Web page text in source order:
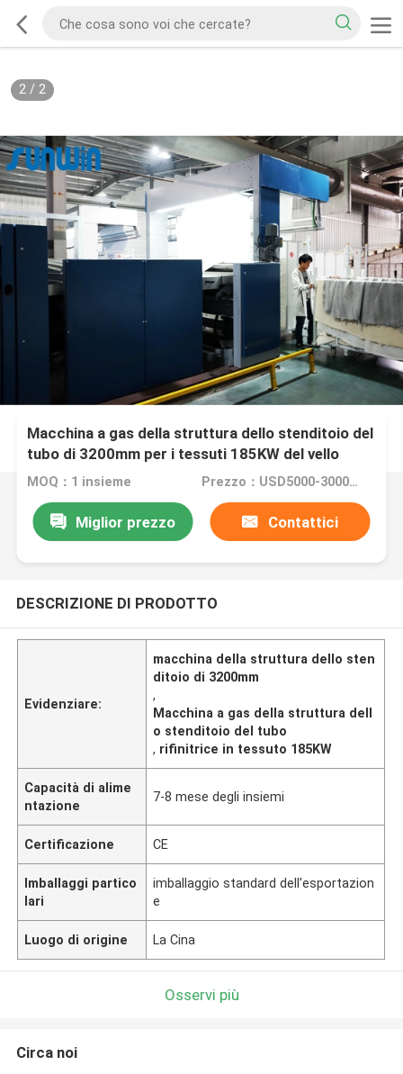
2/ 2
Macchina a gas della struttura dello stenditoio del
tubo di 3200mm per i tessuti 185KW del vello
MOQ：1 insieme Prezzo：USD5000-300000
Miglior prezzo Contattici
DESCRIZIONE DI PRODOTTO
Evidenziare:
macchina della struttura dello sten
ditoio di 3200mm
,
Macchina a gas della struttura dell
o stenditoio del tubo
, rifinitrice in tessuto 185KW
Capacità di alime
ntazione
7-8 mese degli insiemi
Certificazione CE
Imballaggi partico
lari
imballaggio standard dell'esportazion
e
Luogo di origine La Cina
Osservi più
Circa noi